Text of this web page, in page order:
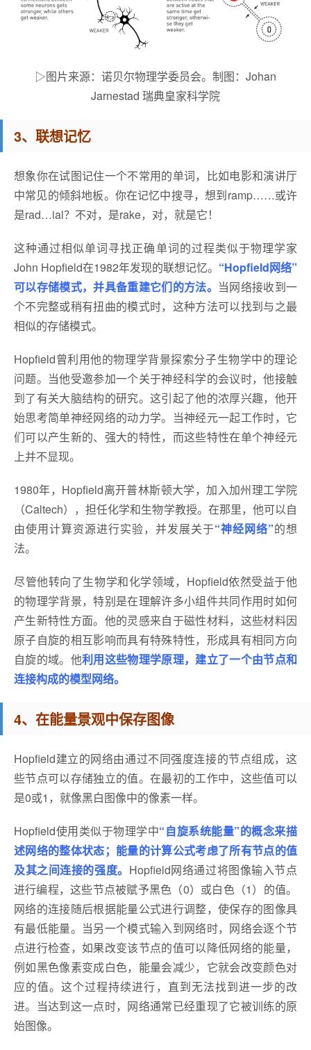
▷图片来源：诺贝尔物理学委员会。制图：Johan
Jarnestad 瑞典皇家科学院
3、联想记忆
想象你在试图记住一个不常用的单词，比如电影和演讲厅
中常见的倾斜地板。你在记忆中搜寻，想到ramp……或许
是rad…ial？不对，是rake，对，就是它！
这种通过相似单词寻找正确单词的过程类似于物理学家
John Hopfield在1982年发现的联想记忆。 “Hopfield网络”
可以存储模式，并具备重建它们的方法。 当网络接收到一
个不完整或稍有扭曲的模式时，这种方法可以找到与之最
相似的存储模式。
Hopfield曾利用他的物理学背景探索分子生物学中的理论
问题。当他受邀参加一个关于神经科学的会议时，他接触
到了有关大脑结构的研究。这引起了他的浓厚兴趣，他开
始思考简单神经网络的动力学。当神经元一起工作时，它
们可以产生新的、强大的特性，而这些特性在单个神经元
上并不显现。
1980年，Hopfield离开普林斯顿大学，加入加州理工学院
（Caltech），担任化学和生物学教授。在那里，他可以自
由使用计算资源进行实验，并发展关于“神经网络”的想
法。
尽管他转向了生物学和化学领域，Hopfield依然受益于他
的物理学背景，特别是在理解许多小组件共同作用时如何
产生新特性方面。他的灵感来自于磁性材料，这些材料因
原子自旋的相互影响而具有特殊特性，形成具有相同方向
自旋的域。他利用这些物理学原理，建立了一个由节点和
连接构成的模型网络。
4、在能量景观中保存图像
Hopfield建立的网络由通过不同强度连接的节点组成，这
些节点可以存储独立的值。在最初的工作中，这些值可以
是0或1，就像黑白图像中的像素一样。
Hopfield使用类似于物理学中“自旋系统能量”的概念来描
述网络的整体状态；能量的计算公式考虑了所有节点的值
及其之间连接的强度。 Hopfield网络通过将图像输入节点
进行编程，这些节点被赋予黑色（0）或白色（1）的值。
网络的连接随后根据能量公式进行调整，使保存的图像具
有最低能量。当另一个模式输入到网络时，网络会逐个节
点进行检查，如果改变该节点的值可以降低网络的能量，
例如黑色像素变成白色，能量会减少，它就会改变颜色对
应的值。这个过程持续进行，直到无法找到进一步的改
进。当达到这一点时，网络通常已经重现了它被训练的原
始图像。